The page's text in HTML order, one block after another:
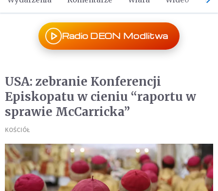
Radio DEON Modlitwa
USA: zebranie Konferencji
Episkopatu w cieniu “raportu w
sprawie McCarricka”
KOŚCIÓŁ